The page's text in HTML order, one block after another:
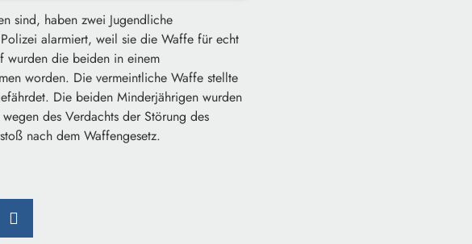
sind, haben zwei Jugendliche
alarmiert, weil sie die Waffe für echt
wurden die beiden in einem
worden. Die vermeintliche Waffe stellte
Die beiden Minderjährigen wurden
des Verdachts der Störung des
nach dem Waffengesetz.